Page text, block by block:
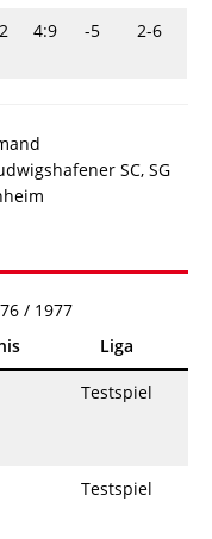
2 4:9 -5 2-6
SC, SG
/ 1977
Liga
Testspiel
Testspiel